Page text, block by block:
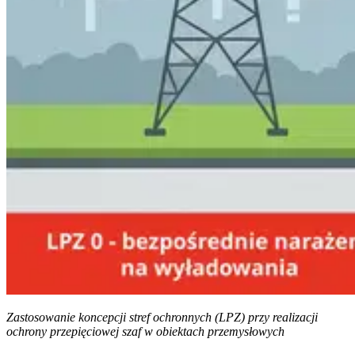
Zastosowanie koncepcji stref ochronnych (LPZ) przy realizacji
ochrony przepięciowej szaf w obiektach przemysłowych